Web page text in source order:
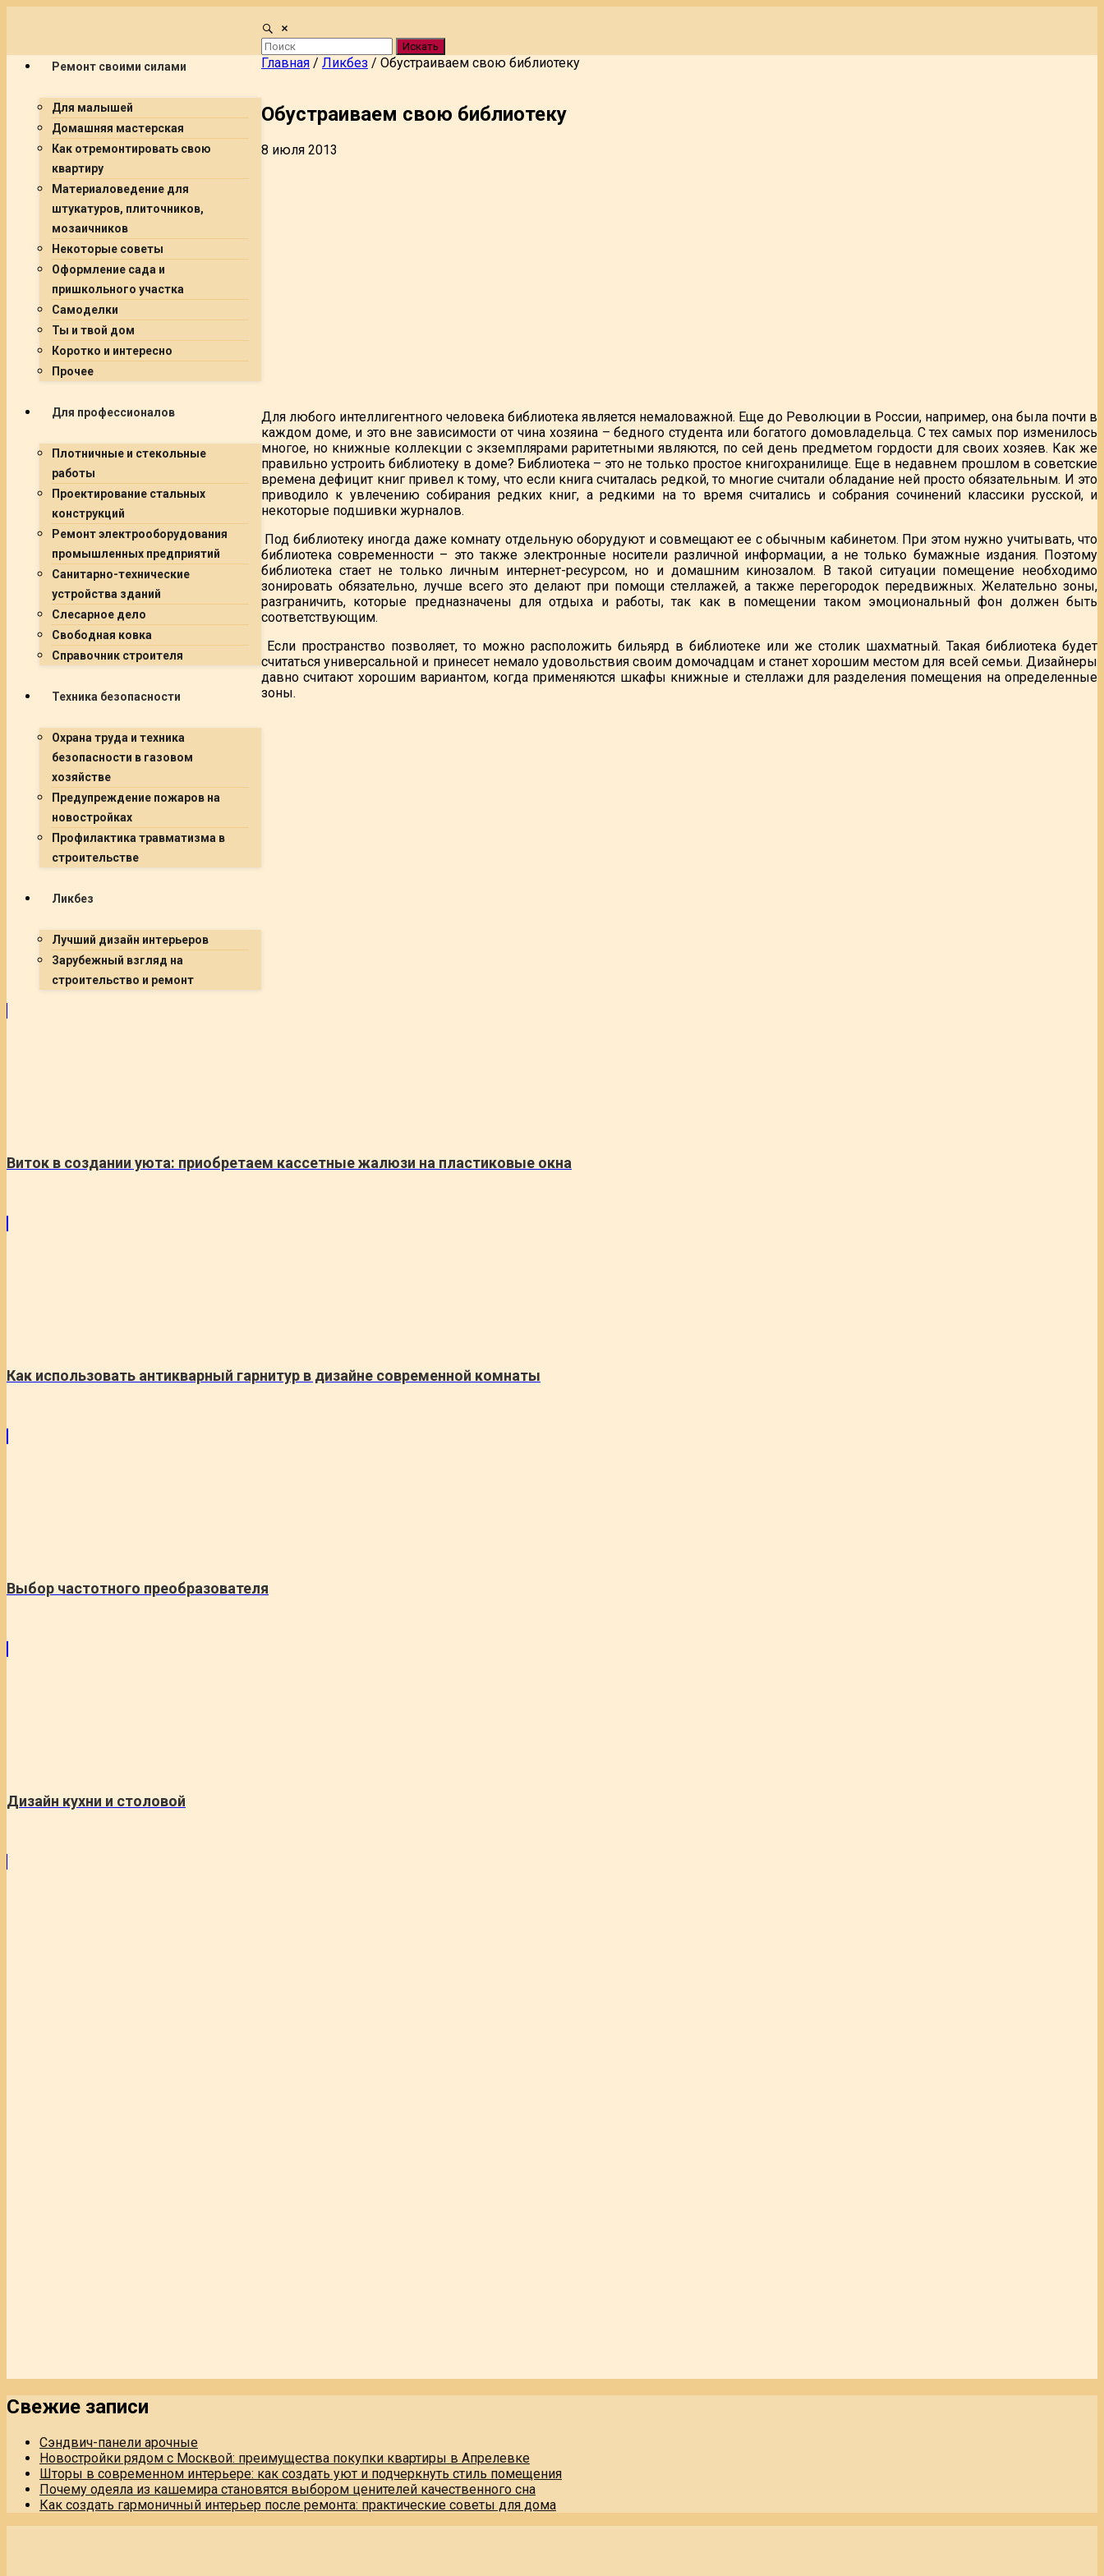
Ремонт своими силами
Для малышей
Домашняя мастерская
Как отремонтировать свою
квартиру
Материаловедение для
штукатуров, плиточников,
мозаичников
Некоторые советы
Оформление сада и
пришкольного участка
Самоделки
Ты и твой дом
Коротко и интересно
Прочее
Для профессионалов
Плотничные и стекольные
работы
Проектирование стальных
конструкций
Ремонт электрооборудования
промышленных предприятий
Санитарно-технические
устройства зданий
Слесарное дело
Свободная ковка
Справочник строителя
Техника безопасности
Охрана труда и техника
безопасности в газовом
хозяйстве
Предупреждение пожаров на
новостройках
Профилактика травматизма в
строительстве
Ликбез
Лучший дизайн интерьеров
Зарубежный взгляд на
строительство и ремонт
Искать
Главная / Ликбез / Обустраиваем свою библиотеку
Обустраиваем свою библиотеку
8 июля 2013
Для любого интеллигентного человека библиотека является немаловажной. Еще до Революции в России, например, она была почти в
каждом доме, и это вне зависимости от чина хозяина – бедного студента или богатого домовладельца. С тех самых пор изменилось
многое, но книжные коллекции с экземплярами раритетными являются, по сей день предметом гордости для своих хозяев. Как же
правильно устроить библиотеку в доме? Библиотека – это не только простое книгохранилище. Еще в недавнем прошлом в советские
времена дефицит книг привел к тому, что если книга считалась редкой, то многие считали обладание ней просто обязательным. И это
приводило к увлечению собирания редких книг, а редкими на то время считались и собрания сочинений классики русской, и
некоторые подшивки журналов.
Под библиотеку иногда даже комнату отдельную оборудуют и совмещают ее с обычным кабинетом. При этом нужно учитывать, что
библиотека современности – это также электронные носители различной информации, а не только бумажные издания. Поэтому
библиотека стает не только личным интернет-ресурсом, но и домашним кинозалом. В такой ситуации помещение необходимо
зонировать обязательно, лучше всего это делают при помощи стеллажей, а также перегородок передвижных. Желательно зоны,
разграничить, которые предназначены для отдыха и работы, так как в помещении таком эмоциональный фон должен быть
соответствующим.
Если пространство позволяет, то можно расположить бильярд в библиотеке или же столик шахматный. Такая библиотека будет
считаться универсальной и принесет немало удовольствия своим домочадцам и станет хорошим местом для всей семьи. Дизайнеры
давно считают хорошим вариантом, когда применяются шкафы книжные и стеллажи для разделения помещения на определенные
зоны.
Виток в создании уюта: приобретаем кассетные жалюзи на пластиковые окна
Как использовать антикварный гарнитур в дизайне современной комнаты
Выбор частотного преобразователя
Дизайн кухни и столовой
Свежие записи
Сэндвич-панели арочные
Новостройки рядом с Москвой: преимущества покупки квартиры в Апрелевке
Шторы в современном интерьере: как создать уют и подчеркнуть стиль помещения
Почему одеяла из кашемира становятся выбором ценителей качественного сна
Как создать гармоничный интерьер после ремонта: практические советы для дома